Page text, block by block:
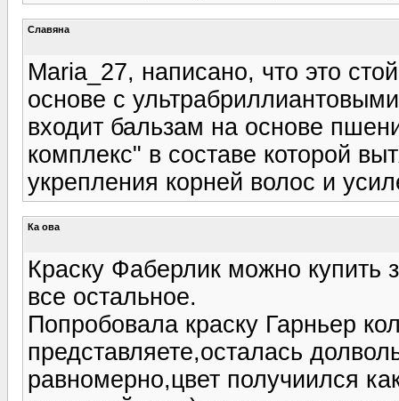
Славяна
Maria_27, написано, что это
основе с
входит бальзам на основе
комплекс" в составе которой
укрепления корней волос и
Ка ова
Краску Фаберлик можно купить
все остальное.
Попробовала краску Гарньер
представляете,осталась
равномерно,цвет получиился